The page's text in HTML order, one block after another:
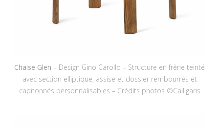
Chaise Glen – Design Gino Carollo – Structure en frêne teinté
avec section elliptique, assise et dossier rembourrés et
capitonnés personnalisables – Crédits photos ©Calligaris